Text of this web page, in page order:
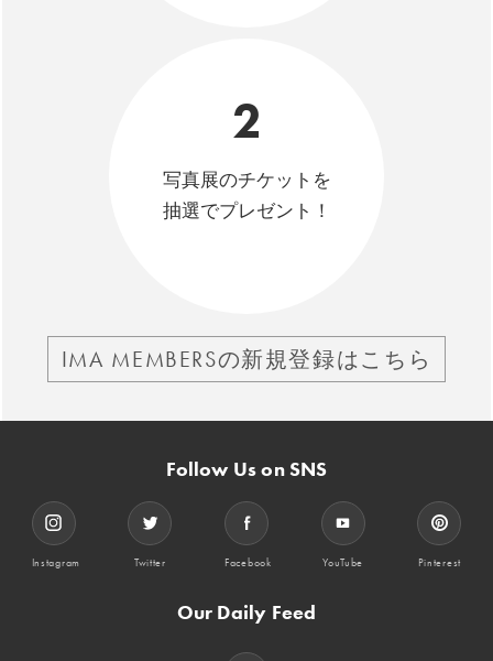
2
写真展のチケットを
抽選でプレゼント！
IMA MEMBERSの新規登録はこちら
Follow Us on SNS
Instagram Twitter Facebook YouTube Pinterest
Our Daily Feed